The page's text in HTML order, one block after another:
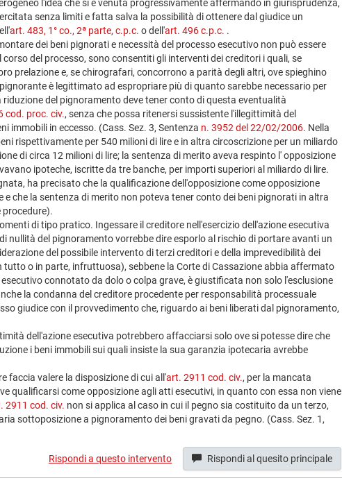
l'idea che si è venuta progressivamente affermando in giurisprudenza,
senza limiti e fatta salva la possibilità di ottenere dal giudice un
art. 483, 1° co., 2ª parte, c.p.c. o dell'art. 496 c.p.c. .
dei beni pignorati e necessità del processo esecutivo non può essere
del processo, sono consentiti gli interventi dei creditori i quali, se
prelazione e, se chirografari, concorrono a parità degli altri, ove spieghino
è legittimato ad espropriare più di quanto sarebbe necessario per
del pignoramento deve tener conto di questa eventualità
cod. proc. civ., senza che possa ritenersi sussistente l'illegittimità del
immobili in eccesso. (Cass. Sez. 3, Sentenza n. 3952 del 22/02/2006. Nella
rispettivamente per 540 milioni di lire e in altra circoscrizione per un miliardo
di circa 12 milioni di lire; la sentenza di merito aveva respinto l' opposizione
ipoteche, iscritte da tre banche, per importi superiori al miliardo di lire.
ha precisato che la qualificazione dell'opposizione come opposizione
che la sentenza di merito non poteva tener conto dei beni pignorati in altra
procedure).
di tipo pratico. Ingessare il creditore nell'esercizio dell'azione esecutiva
nullità del pignoramento vorrebbe dire esporlo al rischio di portare avanti un
del possibile intervento di terzi creditori e della imprevedibilità dei
o in parte, infruttuosa), sebbene la Corte di Cassazione abbia affermato
connotato da dolo o colpa grave, è giustificata non solo l'esclusione
la condanna del creditore procedente per responsabilità processuale
giudice con il provvedimento che, riguardo ai beni liberati dal pignoramento,
dell'azione esecutiva potrebbero affacciarsi solo ove si potesse dire che
i beni immobili sui quali insiste la sua garanzia ipotecaria avrebbe
faccia valere la disposizione di cui all'art. 2911 cod. civ., per la mancata
qualificarsi come opposizione agli atti esecutivi, in quanto con essa non viene
2911 cod. civ. non si applica al caso in cui il pegno sia costituito da un terzo,
sottoposizione a pignoramento dei beni gravati da pegno. (Cass. Sez. 1,
Rispondi a questo intervento Rispondi al quesito principale